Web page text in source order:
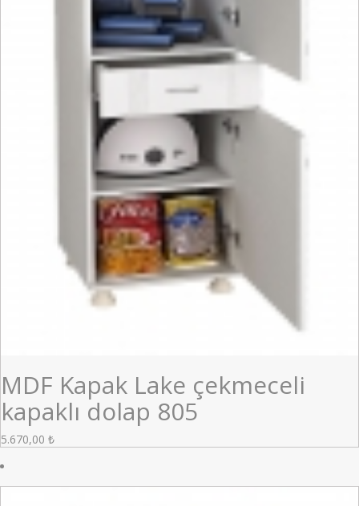
MDF Kapak Lake çekmeceli
kapaklı dolap 805
5.670,00 ₺